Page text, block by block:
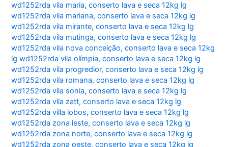
wd1252rda vila maria,conserto lava e seca 12kg lg
wd1252rda vila mariana,conserto lava e seca 12kg lg
wd1252rda vila mirante,conserto lava e seca 12kg lg
wd1252rda vila mutinga,conserto lava e seca 12kg lg
wd1252rda vila nova conceição,conserto lava e seca 12kg
lg wd1252rda vila olímpia,conserto lava e seca 12kg lg
wd1252rda vila progredior,conserto lava e seca 12kg lg
wd1252rda vila romana,conserto lava e seca 12kg lg
wd1252rda vila sonia,conserto lava e seca 12kg lg
wd1252rda vila zatt,conserto lava e seca 12kg lg
wd1252rda villa lobos,conserto lava e seca 12kg lg
wd1252rda zona leste,conserto lava e seca 12kg lg
wd1252rda zona norte,conserto lava e seca 12kg lg
wd1252rda zona oeste,conserto lava e seca 12kg lg